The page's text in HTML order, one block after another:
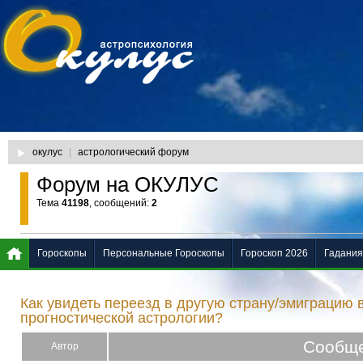
окулус астрологический форум
Форум на ОКУЛУС
Тема 41198, сообщений: 2
Как увидеть переезд в другую страну/эмиграцию
прогностической астрологии?
Автор
Гороскопы Персональные Гороскопы Гороскоп 2026 Гадания